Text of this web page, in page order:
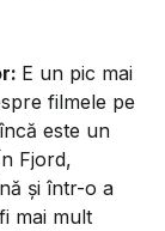
E un pic mai
filmele pe
este un
Fjord,
și într-o a
mai mult